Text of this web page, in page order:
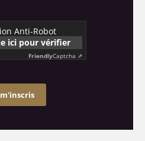
Anti-Robot
ici pour vérifier
FriendlyCaptcha ⇗
m'inscris